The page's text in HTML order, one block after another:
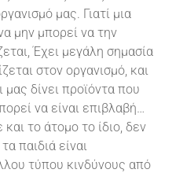
μας. Γιατί μια
μην μπορεί να την
Έχει μεγάλη σημασία
στον οργανισμό, και
μας δίνει προϊόντα που
να είναι επιβλαβή…
το άτομο το ίδιο, δεν
παιδιά είναι
τύπου κινδύνους από